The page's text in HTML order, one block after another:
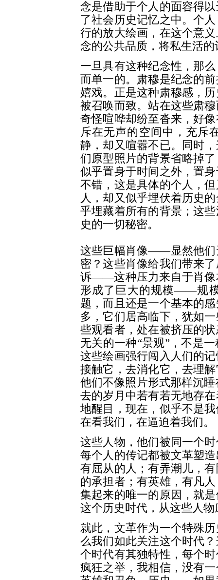
念是借助于个人的面容得
了社会历史记忆之中。个
行的放大绘画，在这个意
念的公共品质，将私生活
一旦具有这种纪念性，那
而单一的。肃穆是纪念的
嬉戏。正是这种肃穆感，
被召唤而致。站在这些肃
奇怪喧哗却纷至沓来，好
斥在无声的空间中，充斥
静，却又喧嚣不已。同时
们原型照片的背景省略掉
似乎置身于时间之外，置
不错，这是具体的个人，
人，却又似乎埋伏着历史
乎埋藏着所有的背景；这
史的一切秘密。
这些巨幅肖像――显然他
密？这些肖像给我们带来
诉――这种压力来自于肖像
形成了巨大的规模――规
题，而且还是一个基本的
多，它们居高临下，犹如
些观看者，处在被挤压的
无关的一种“景观”，不是
这些绘画强行闯入人们的
接触它，去消化它，去理
他们不像照片形式那样沉
去的岁月中若有若无地存
地醒目，现在，似乎不是
在看我们，在逼迫着我们。
这些人物，他们被同一个
每个人的传记都被文革塑
有屈从的人；有弄潮儿，
的承担者；有英雄，有凡
集起来的唯一的原因，就
这个历史时代，从这些人
就此，文革作为一个特殊
么我们如此关注这个时代
个时代有其独特性，每个
疯狂之举，我相信，没有